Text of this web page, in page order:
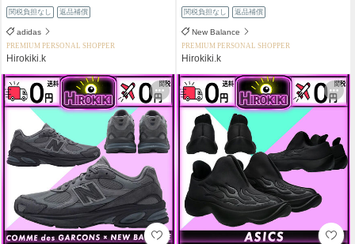
関税負担なし 返品補償
adidas
PREMIUM PERSONAL SHOPPER
Hirokiki.k
関税負担なし 返品補償
New Balance
PREMIUM PERSONAL SHOPPER
Hirokiki.k